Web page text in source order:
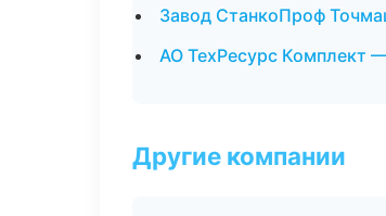
Завод СтанкоПроф
АО ТехРесурс Комплект
Другие компании